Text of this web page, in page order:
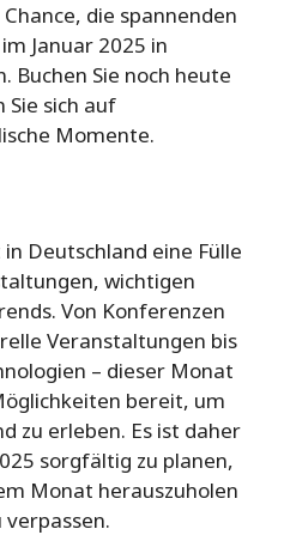
die spannenden
Januar 2025 in
Buchen Sie noch heute
sich auf
Momente.
Deutschland eine Fülle
wichtigen
Von Konferenzen
Veranstaltungen bis
– dieser Monat
bereit, um
zu erleben. Es ist daher
sorgfältig zu planen,
Monat herauszuholen